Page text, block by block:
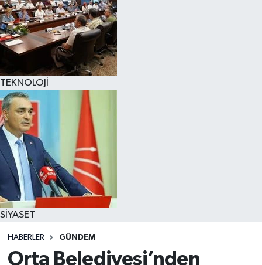
TEKNOLOJİ
SİYASET
HABERLER GÜNDEM
Orta Belediyesi’nden